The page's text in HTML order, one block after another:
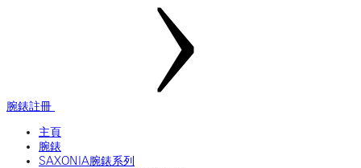
腕錶註冊
主頁
腕錶
SAXONIA腕錶系列